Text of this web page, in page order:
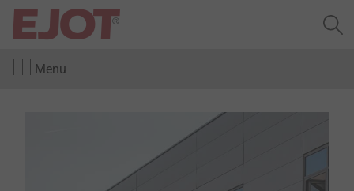
Menu